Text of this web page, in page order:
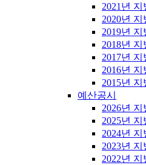
2021년
2020년
2019년
2018년
2017년
2016년
2015년
예산공시
2026년
2025년
2024년
2023년
2022년